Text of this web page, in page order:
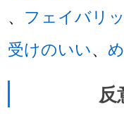
、 フェイバリ
受けのいい、
反